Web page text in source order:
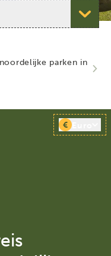
parken in
€